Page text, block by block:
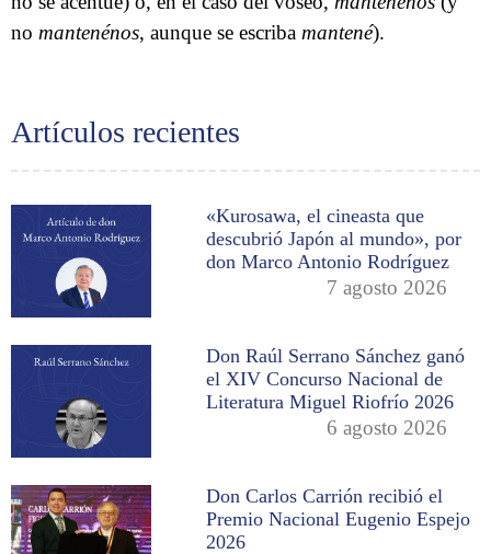
Artículos recientes
«Kurosawa, el cineasta que
descubrió Japón al mundo», por
don Marco Antonio Rodríguez
7 agosto 2026
Don Raúl Serrano Sánchez ganó
el XIV Concurso Nacional de
Literatura Miguel Riofrío 2026
6 agosto 2026
Don Carlos Carrión recibió el
Premio Nacional Eugenio Espejo
2026
no mantenénos, aunque se escriba mantené).